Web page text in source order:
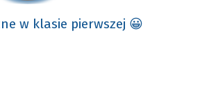
w klasie pierwszej 😀